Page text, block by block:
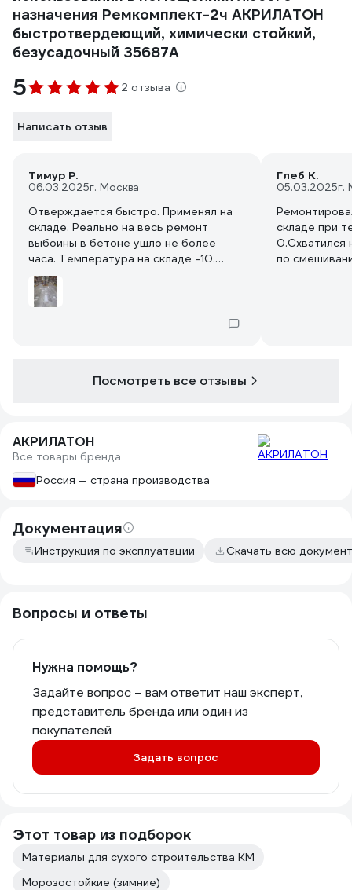
назначения Ремкомплект-2ч АКРИЛАТОН
быстротвердеющий, химически стойкий,
безусадочный 35687А
5 2 отзыва
Написать отзыв
Тимур Р.
06.03.2025г. Москва
Отверждается быстро. Применял на
складе. Реально на весь ремонт
выбоины в бетоне ушло не более
часа. Температура на складе -10.
После этого сразу начали ездить.
Сверху шлифанули алмазной чашкой,
чтобы сделать гладким.
Глеб К.
05.03.2025г.
складе при
0.Схватился
по
Посмотреть все отзывы
АКРИЛАТОН
Все товары бренда
Россия — страна производства
Документация
Инструкция по эксплуатации Скачать всю
Вопросы и ответы
Нужна помощь?
Задайте вопрос – вам ответит наш эксперт,
представитель бренда или один из
покупателей
Задать вопрос
Этот товар из подборок
Материалы для сухого строительства КМ
Морозостойкие (зимние)